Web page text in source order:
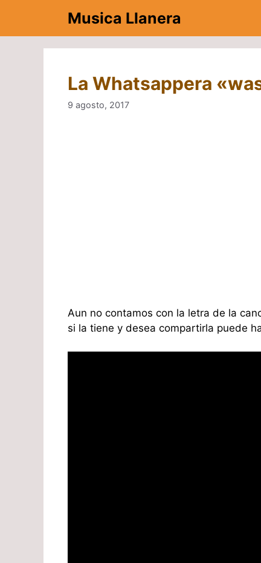
contenido
Musica Llanera
La Whatsappera
9 agosto, 2017
Aun no contamos con la letra de la
si la tiene y desea compartirla puede